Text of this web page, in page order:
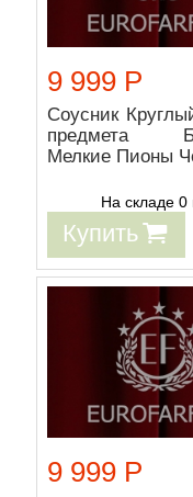
9 999 Р
Соусник
предмета
Мелкие Пионы
На складе 0
Купить
9 999 Р